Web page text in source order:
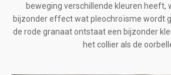
beweging verschillende kleuren heeft,
bijzonder effect wat pleochroïsme wordt
de rode granaat ontstaat een bijzonder
het collier als de